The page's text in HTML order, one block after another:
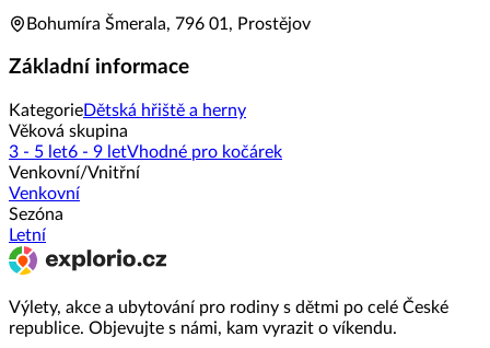
Bohumíra Šmerala, 796 01, Prostějov
Základní informace
KategorieDětská hřiště a herny
Věková skupina
3 - 5 let6 - 9 letVhodné pro kočárek
Venkovní/Vnitřní
Venkovní
Sezóna
Letní
Výlety, akce a ubytování pro rodiny s dětmi po celé České
republice. Objevujte s námi, kam vyrazit o víkendu.